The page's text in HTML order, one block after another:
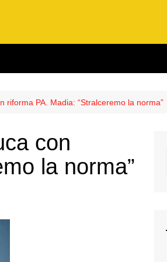
riforma PA. Madia: “Stralceremo la norma”
con
la norma”